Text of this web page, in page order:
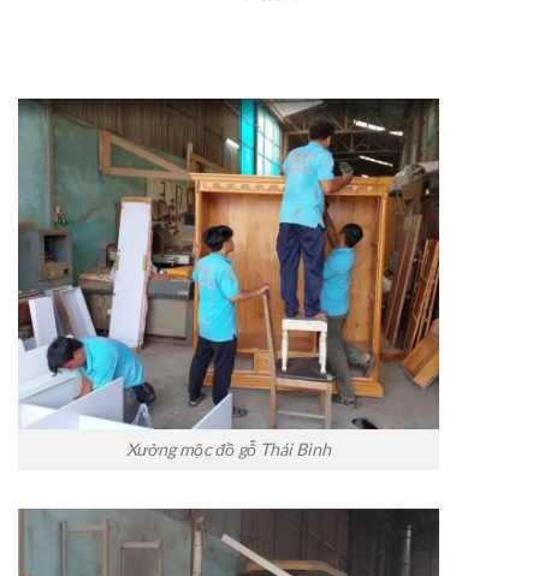
Xưởng mộc đồ gỗ Thái Bình